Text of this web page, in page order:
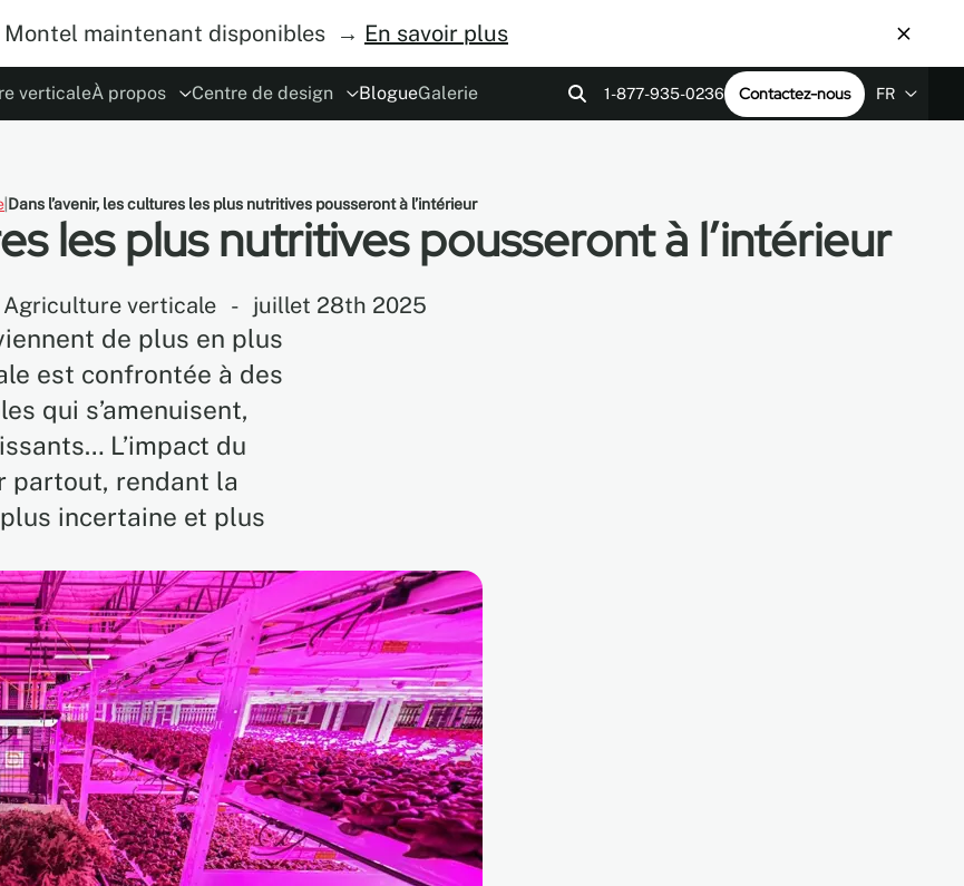
Montel maintenant disponibles → En savoir plus
verticaleÀ propos Centre de design BlogueGalerie 1-877-935-0236 Contactez-nous FR
Dans l’avenir, les cultures les plus nutritives pousseront à l’intérieur
les plus nutritives pousseront à l’intérieur
Agriculture verticale - juillet 28th 2025
de plus en plus
est confrontée à des
qui s’amenuisent,
L’impact du
partout, rendant la
incertaine et plus